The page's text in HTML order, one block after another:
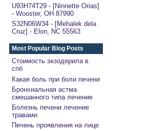
U93H74T29 - [Ninnette Orias]
- Wooster, OH 87990
S32N06W34 - [Mehalek dela
Cruz] - Elon, NC 55563
Most Popular Blog Posts
Стоимость экзодерила в
спб
Какая боль при боли печени
Бронхиальная астма
смешанного типа лечение
Болезнь печени лечение
травами
Печень проявления на лице